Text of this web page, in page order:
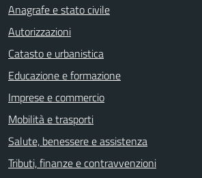
Anagrafe e stato civile
Autorizzazioni
Catasto e urbanistica
Educazione e formazione
Imprese e commercio
Mobilità e trasporti
Salute, benessere e assistenza
Tributi, finanze e contravvenzioni